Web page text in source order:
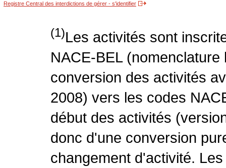
Registre Central des interdictions de gérer - s'identifier
(1)Les activités sont
NACE-BEL
conversion des activités
2008) vers les codes
début des activités
donc d'une conversion
changement d'activité.